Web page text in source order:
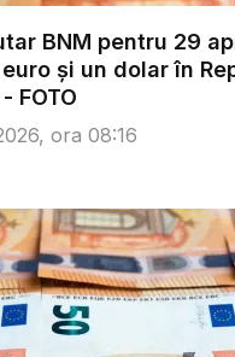
BNM pentru 29
și un dolar în
FOTO
ora 08:16